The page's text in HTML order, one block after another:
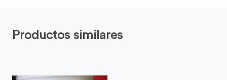
Productos similares